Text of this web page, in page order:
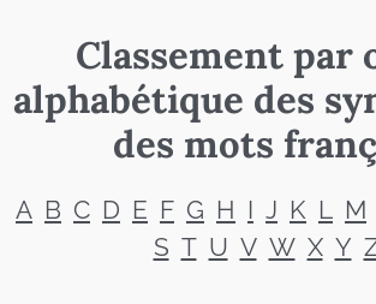
Classement par
alphabétique des
des mots
A B C D E F G H I J K L M
S T U V W X Y